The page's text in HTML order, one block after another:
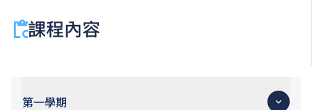
課程內容
第一學期